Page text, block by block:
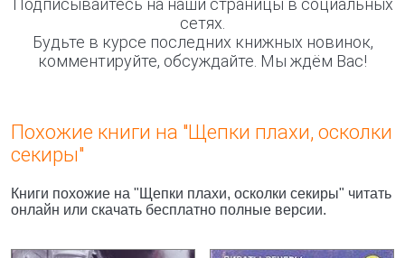
Подписывайтесь на наши страницы в социальных
сетях.
Будьте в курсе последних книжных новинок,
комментируйте, обсуждайте. Мы ждём Вас!
Похожие книги на "Щепки плахи, осколки
секиры"
Книги похожие на "Щепки плахи, осколки секиры" читать
онлайн или скачать бесплатно полные версии.